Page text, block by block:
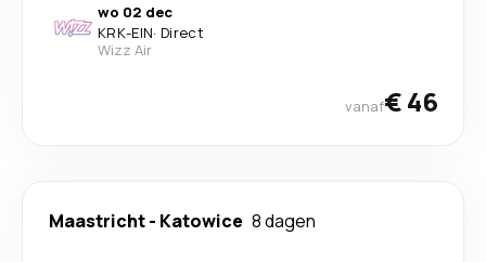
wo 02 dec
KRK-EIN· Direct
Wizz Air
vanaf€ 46
Maastricht- Katowice 8 dagen